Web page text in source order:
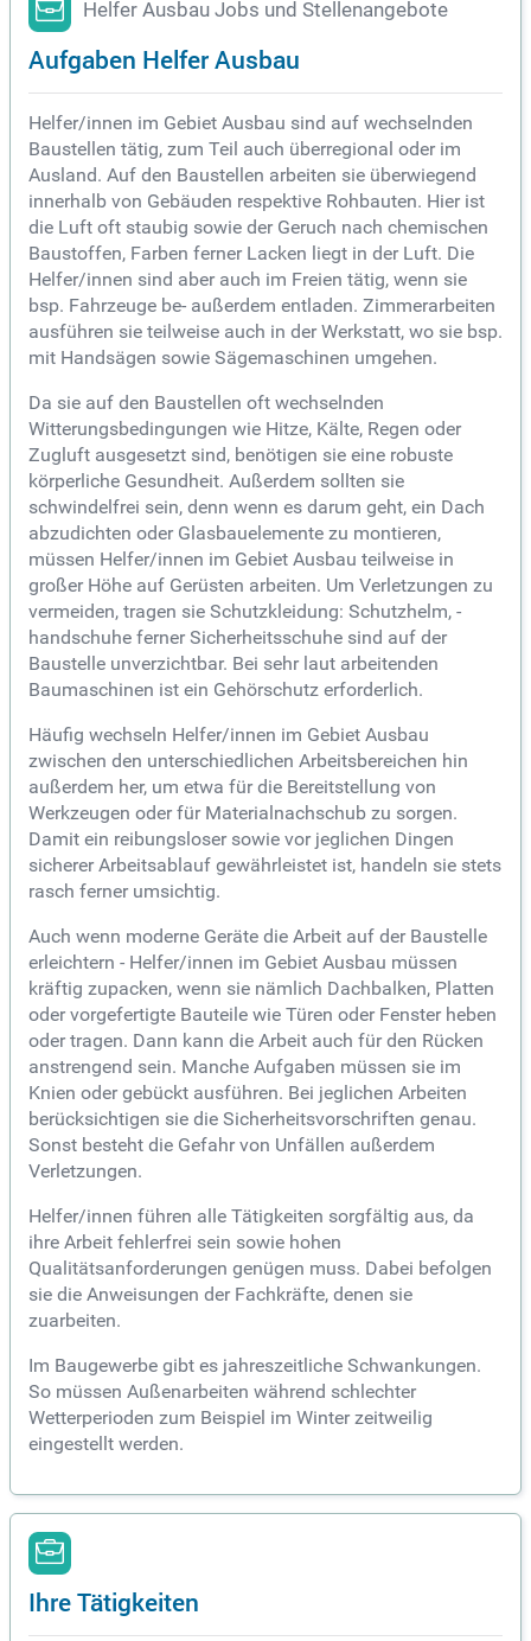
Helfer Ausbau Jobs und Stellenangebote
Aufgaben Helfer Ausbau
Helfer/innen im Gebiet Ausbau sind auf wechselnden
Baustellen tätig, zum Teil auch überregional oder im
Ausland. Auf den Baustellen arbeiten sie überwiegend
innerhalb von Gebäuden respektive Rohbauten. Hier ist
die Luft oft staubig sowie der Geruch nach chemischen
Baustoffen, Farben ferner Lacken liegt in der Luft. Die
Helfer/innen sind aber auch im Freien tätig, wenn sie
bsp. Fahrzeuge be- außerdem entladen. Zimmerarbeiten
ausführen sie teilweise auch in der Werkstatt, wo sie bsp.
mit Handsägen sowie Sägemaschinen umgehen.
Da sie auf den Baustellen oft wechselnden
Witterungsbedingungen wie Hitze, Kälte, Regen oder
Zugluft ausgesetzt sind, benötigen sie eine robuste
körperliche Gesundheit. Außerdem sollten sie
schwindelfrei sein, denn wenn es darum geht, ein Dach
abzudichten oder Glasbauelemente zu montieren,
müssen Helfer/innen im Gebiet Ausbau teilweise in
großer Höhe auf Gerüsten arbeiten. Um Verletzungen zu
vermeiden, tragen sie Schutzkleidung: Schutzhelm, -
handschuhe ferner Sicherheitsschuhe sind auf der
Baustelle unverzichtbar. Bei sehr laut arbeitenden
Baumaschinen ist ein Gehörschutz erforderlich.
Häufig wechseln Helfer/innen im Gebiet Ausbau
zwischen den unterschiedlichen Arbeitsbereichen hin
außerdem her, um etwa für die Bereitstellung von
Werkzeugen oder für Materialnachschub zu sorgen.
Damit ein reibungsloser sowie vor jeglichen Dingen
sicherer Arbeitsablauf gewährleistet ist, handeln sie stets
rasch ferner umsichtig.
Auch wenn moderne Geräte die Arbeit auf der Baustelle
erleichtern - Helfer/innen im Gebiet Ausbau müssen
kräftig zupacken, wenn sie nämlich Dachbalken, Platten
oder vorgefertigte Bauteile wie Türen oder Fenster heben
oder tragen. Dann kann die Arbeit auch für den Rücken
anstrengend sein. Manche Aufgaben müssen sie im
Knien oder gebückt ausführen. Bei jeglichen Arbeiten
berücksichtigen sie die Sicherheitsvorschriften genau.
Sonst besteht die Gefahr von Unfällen außerdem
Verletzungen.
Helfer/innen führen alle Tätigkeiten sorgfältig aus, da
ihre Arbeit fehlerfrei sein sowie hohen
Qualitätsanforderungen genügen muss. Dabei befolgen
sie die Anweisungen der Fachkräfte, denen sie
zuarbeiten.
Im Baugewerbe gibt es jahreszeitliche Schwankungen.
So müssen Außenarbeiten während schlechter
Wetterperioden zum Beispiel im Winter zeitweilig
eingestellt werden.
Ihre Tätigkeiten